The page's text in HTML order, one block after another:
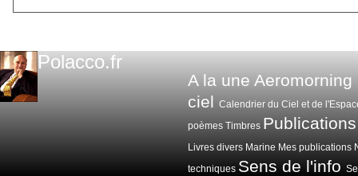
Polacco.fr
A la une
ciel Calendrier du Ciel et de
poèmes Timbres Publications
Livres divers Marine Mes publications
techniques Sens de l'info